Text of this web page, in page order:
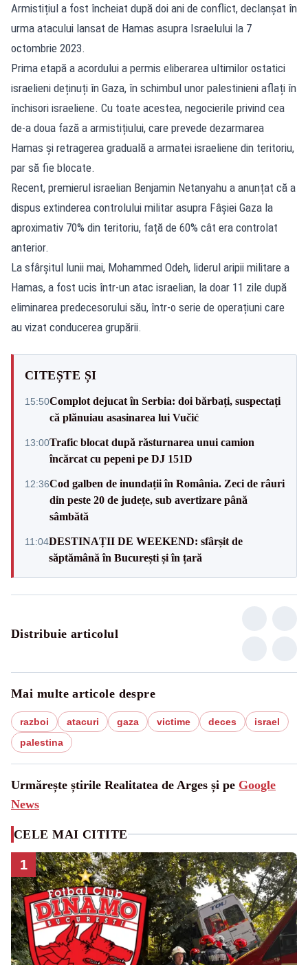
Armistițiul a fost încheiat după doi ani de conflict, declanșat în
urma atacului lansat de Hamas asupra Israelului la 7
octombrie 2023.
Prima etapă a acordului a permis eliberarea ultimilor ostatici
israelieni deținuți în Gaza, în schimbul unor palestinieni aflați în
închisori israeliene. Cu toate acestea, negocierile privind cea
de-a doua fază a armistițiului, care prevede dezarmarea
Hamas și retragerea graduală a armatei israeliene din teritoriu,
par să fie blocate.
Recent, premierul israelian Benjamin Netanyahu a anunțat că a
dispus extinderea controlului militar asupra Fâșiei Gaza la
aproximativ 70% din teritoriu, față de 60% cât era controlat
anterior.
La sfârșitul lunii mai, Mohammed Odeh, liderul aripii militare a
Hamas, a fost ucis într-un atac israelian, la doar 11 zile după
eliminarea predecesorului său, într-o serie de operațiuni care
au vizat conducerea grupării.
CITEȘTE ȘI
15:50Complot dejucat în Serbia: doi bărbați, suspectați
că plănuiau asasinarea lui Vučić
13:00Trafic blocat după răsturnarea unui camion
încărcat cu pepeni pe DJ 151D
12:36Cod galben de inundații în România. Zeci de râuri
din peste 20 de județe, sub avertizare până
sâmbătă
11:04DESTINAȚII DE WEEKEND: sfârșit de
săptămână în București și în țară
Distribuie articolul
Mai multe articole despre
razboi atacuri gaza victime deces
israel
palestina
Urmărește știrile Realitatea de Arges și pe Google
News
CELE MAI CITITE
1